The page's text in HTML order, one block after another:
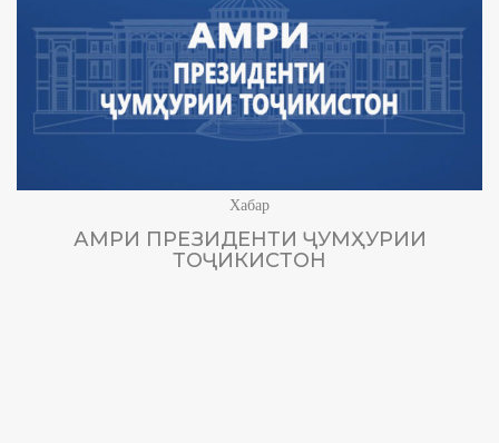
Хабар
АМРИ ПРЕЗИДЕНТИ ҶУМҲУРИИ
ТОҶИКИСТОН